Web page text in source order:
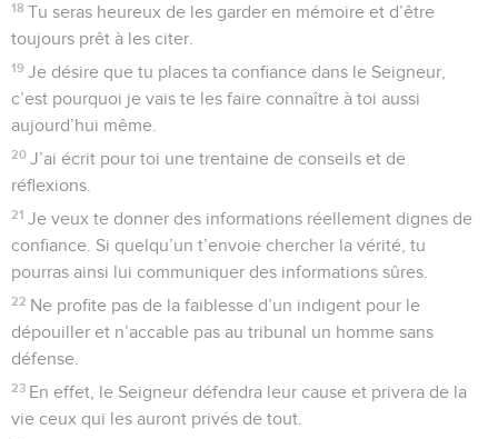
18 Tu seras heureux de les garder en mémoire et d’être
toujours prêt à les citer.
19 Je désire que tu places ta confiance dans le Seigneur,
c’est pourquoi je vais te les faire connaître à toi aussi
aujourd’hui même.
20 J’ai écrit pour toi une trentaine de conseils et de
réflexions.
21 Je veux te donner des informations réellement dignes de
confiance. Si quelqu’un t’envoie chercher la vérité, tu
pourras ainsi lui communiquer des informations sûres.
22 Ne profite pas de la faiblesse d’un indigent pour le
dépouiller et n’accable pas au tribunal un homme sans
défense.
23 En effet, le Seigneur défendra leur cause et privera de la
vie ceux qui les auront privés de tout.